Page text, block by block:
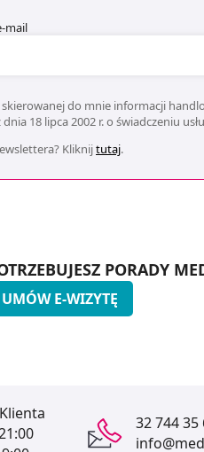
mail
do mnie informacji
18 lipca 2002 r. o świadczeniu
Kliknijtutaj.
PORADY
UMÓW E-WIZYTĘ
32 744 35